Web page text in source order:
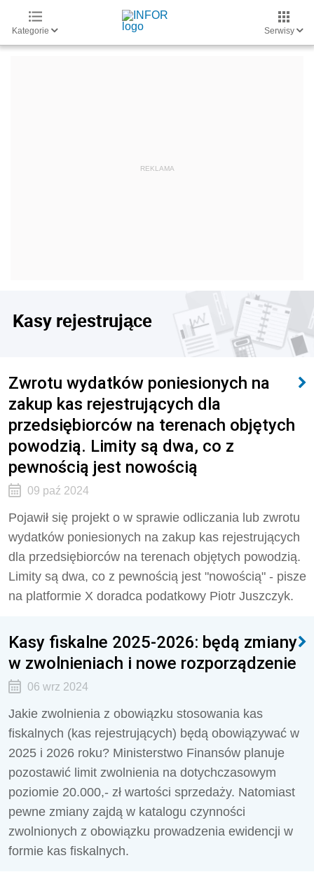
Kategorie Serwisy
Kasy rejestrujące
Zwrotu wydatków poniesionych na
zakup kas rejestrujących dla
przedsiębiorców na terenach objętych
powodzią. Limity są dwa, co z
pewnością jest nowością
09 paź 2024
Pojawił się projekt o w sprawie odliczania lub zwrotu
wydatków poniesionych na zakup kas rejestrujących
dla przedsiębiorców na terenach objętych powodzią.
Limity są dwa, co z pewnością jest "nowością" - pisze
na platformie X doradca podatkowy Piotr Juszczyk.
Kasy fiskalne 2025-2026: będą zmiany
w zwolnieniach i nowe rozporządzenie
06 wrz 2024
Jakie zwolnienia z obowiązku stosowania kas
fiskalnych (kas rejestrujących) będą obowiązywać w
2025 i 2026 roku? Ministerstwo Finansów planuje
pozostawić limit zwolnienia na dotychczasowym
poziomie 20.000,- zł wartości sprzedaży. Natomiast
pewne zmiany zajdą w katalogu czynności
zwolnionych z obowiązku prowadzenia ewidencji w
formie kas fiskalnych.